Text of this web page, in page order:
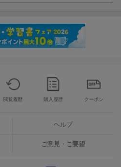
閲覧履歴 購入履歴 クーポン
ヘルプ
ご意見・ご要望